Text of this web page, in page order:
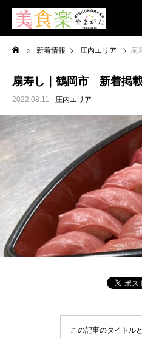
新着情報 庄内エリア 扇
扇寿し｜鶴岡市 新着掲
2022.08.11 庄内エリア
この記事のタイトル